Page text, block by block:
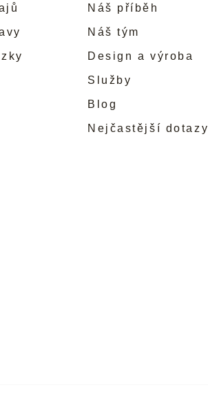
Náš příběh
Náš tým
Design a výroba
Služby
Blog
Nejčastější dotazy